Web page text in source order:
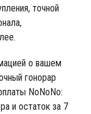
точной
о вашем
гонорар
NoNoNo:
и остаток за 7